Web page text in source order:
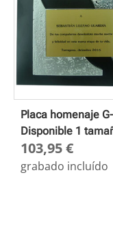
Placa homenaje
Disponible 1
103,95€
grabado incluído